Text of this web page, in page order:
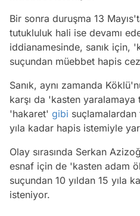
Bir sonra duruşma 13
tutukluluk hali ise devamı
iddianamesinde, sanık için,
suçundan müebbet hapis
Sanık, aynı zamanda
karşı da 'kasten yaralamaya
'hakaret' gibi suçlamalardan
yıla kadar hapis istemiyle
Olay sırasında Serkan
esnaf için de 'kasten adam
suçundan 10 yıldan 15 yıla
isteniyor.